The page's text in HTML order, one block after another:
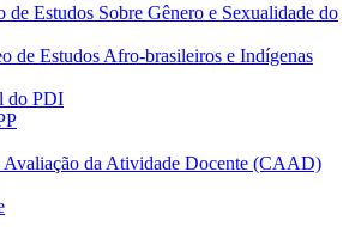
Estudos Sobre Gênero e Sexualidade do
de Estudos Afro-brasileiros e Indígenas
do PDI
Avaliação da Atividade Docente (CAAD)